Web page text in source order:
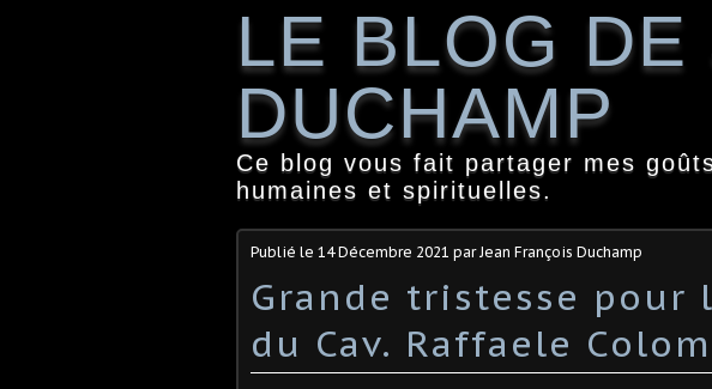
LE BLOG
DUCHAMP
Ce blog vous fait partager mes
humaines et spirituelles.
Publié le 14 Décembre 2021 par Jean François Duchamp
Grande tristesse pour
du Cav. Raffaele